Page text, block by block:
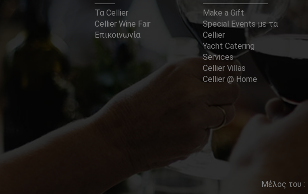
Τα Cellier
Cellier Wine Fair
Επικοινωνία
Make a Gift
Special Events με τα
Cellier
Yacht Catering
Services
Cellier Villas
Cellier @ Home
Μέλος του :